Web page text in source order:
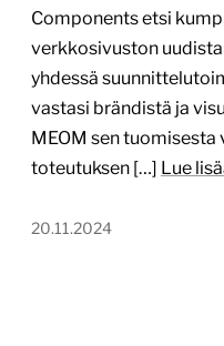
Components etsi
verkkosivuston
yhdessä
vastasi brändistä ja
MEOM sen
toteutuksen […] Lue
20.11.2024